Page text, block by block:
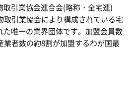
引業協会連合会(略称・全宅連)
取引業協会により構成されている宅
唯一の業界団体です。加盟会員数
業者数の約8割が加盟するわが国最